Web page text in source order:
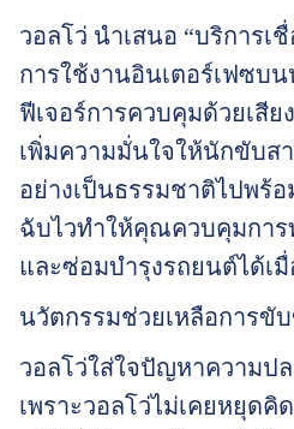
วอลโว่ นำเสนอ “บริการ
การใช้งานอินเตอร์เฟซบ
ฟีเจอร์การควบคุมด้วยเสีย
เพิ่มความมั่นใจให้นักขับส
อย่างเป็นธรรมชาติไปพร้
ฉับไวทำให้คุณควบคุมการ
และซ่อมบำรุงรถยนต์ได้เ
นวัตกรรมช่วยเหลือการขั
วอลโว่ใส่ใจปัญหาความ
เพราะวอลโว่ไม่เคยหยุด